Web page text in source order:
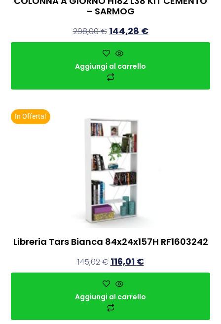
– SARMOG
298,00€ 144,28 €
Aggiungi al carrello
In Offerta!
Libreria Tars Bianca 84x24x157H RF1603242
145,02€ 116,01 €
Aggiungi al carrello